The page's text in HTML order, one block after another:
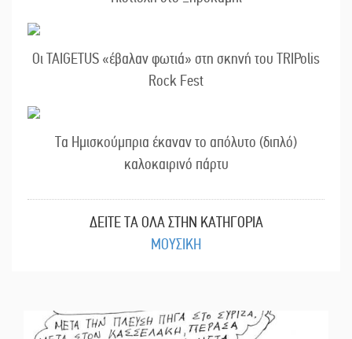
Οι TAIGETUS «έβαλαν φωτιά» στη σκηνή του TRIPolis
Rock Fest
Τα Ημισκούμπρια έκαναν το απόλυτο (διπλό)
καλοκαιρινό πάρτυ
ΔΕΙΤΕ ΤΑ ΟΛΑ ΣΤΗΝ ΚΑΤΗΓΟΡΙΑ
ΜΟΥΣΙΚΗ